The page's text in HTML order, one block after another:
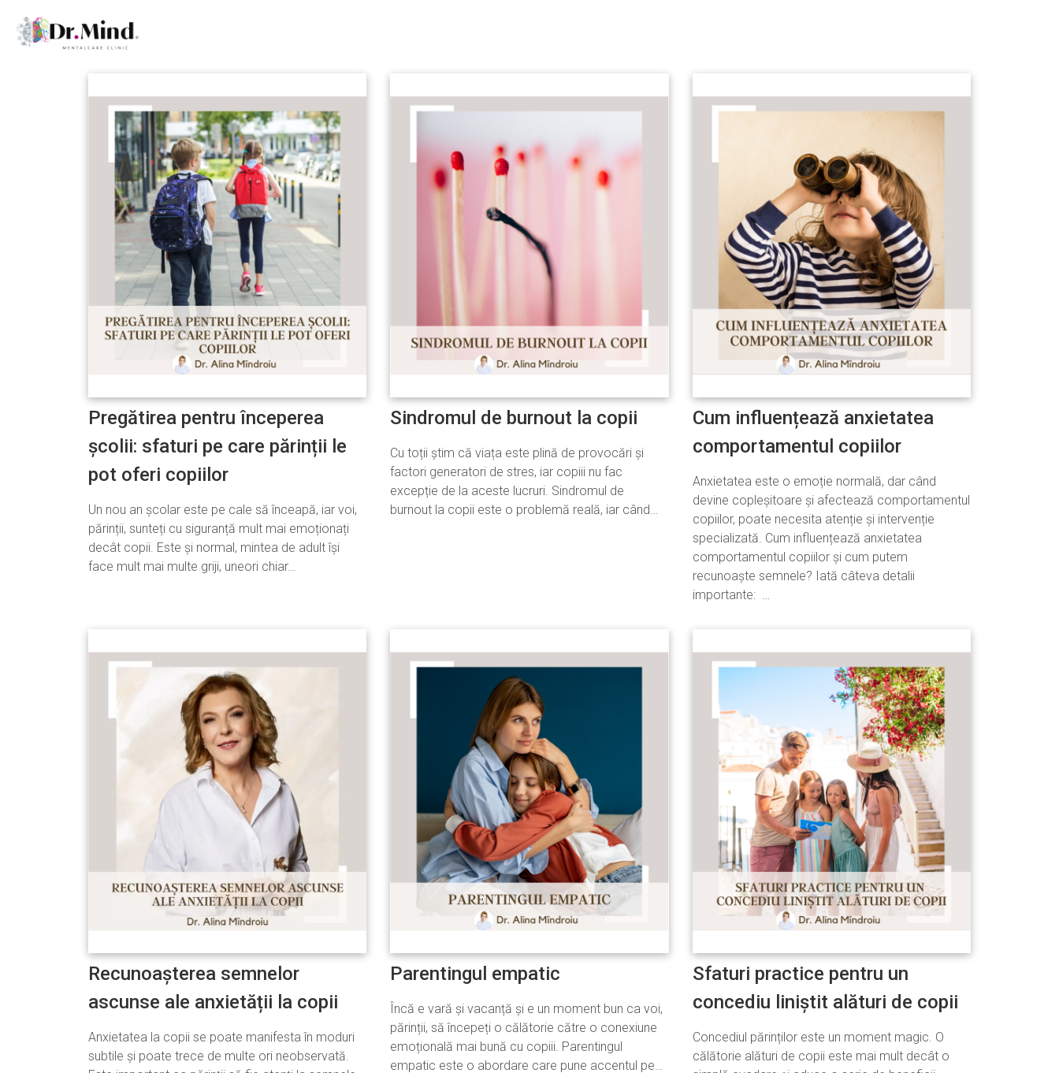
Pregătirea pentru începerea
școlii: sfaturi pe care părinții le
pot oferi copiilor
Un nou an școlar este pe cale să înceapă, iar voi,
părinții, sunteți cu siguranță mult mai emoționați
decât copii. Este și normal, mintea de adult își
face mult mai multe griji, uneori chiar…
Sindromul de burnout la copii
Cu toții știm că viața este plină de provocări și
factori generatori de stres, iar copiii nu fac
excepție de la aceste lucruri. Sindromul de
burnout la copii este o problemă reală, iar când…
Cum influențează anxietatea
comportamentul copiilor
Anxietatea este o emoție normală, dar când
devine copleșitoare și afectează comportamentul
copiilor, poate necesita atenție și intervenție
specializată. Cum influențează anxietatea
comportamentul copiilor și cum putem
recunoaște semnele? Iată câteva detalii
importante: …
Recunoașterea semnelor
ascunse ale anxietății la copii
Anxietatea la copii se poate manifesta în moduri
subtile și poate trece de multe ori neobservată.
Parentingul empatic
Încă e vară și vacanță și e un moment bun ca voi,
părinții, să începeți o călătorie către o conexiune
emoțională mai bună cu copiii. Parentingul
empatic este o abordare care pune accentul pe…
Sfaturi practice pentru un
concediu liniștit alături de copii
Concediul părinților este un moment magic. O
călătorie alături de copii este mai mult decât o